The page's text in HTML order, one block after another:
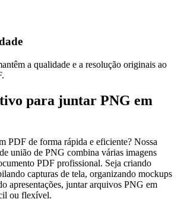
a qualidade e a resolução originais ao
para juntar PNG em
PDF de forma rápida e eficiente? Nossa
união de PNG combina várias imagens
PDF profissional. Seja criando
capturas de tela, organizando mockups
apresentações, juntar arquivos PNG em
ou flexível.